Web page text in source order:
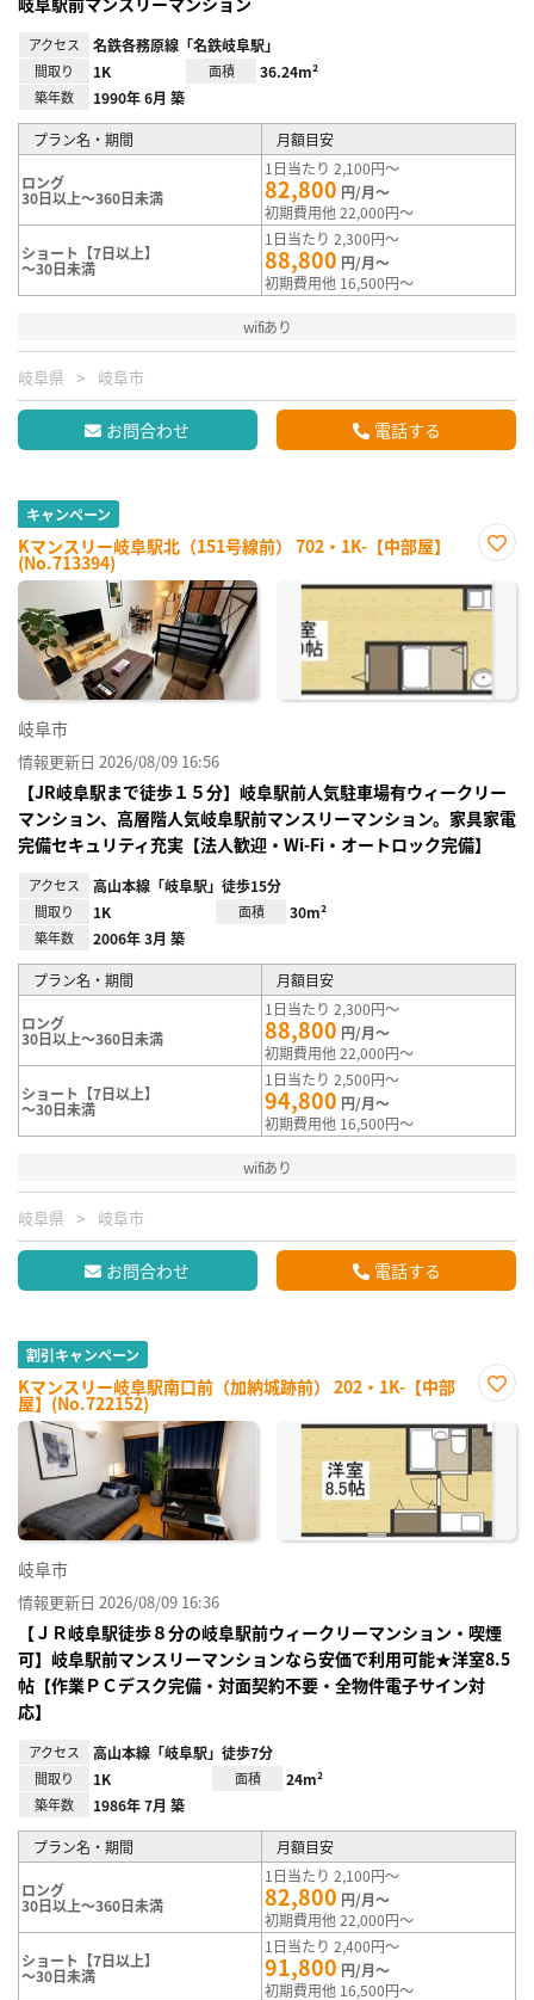
アクセス 名鉄各務原線「名鉄岐阜駅」
間取り 1K 面積 36.24m²
築年数 1990年 6月 築
プラン名・期間 月額目安
ロング
30日以上～360日未満
1日当たり 2,100円～
82,800 円/月～
初期費用他 22,000円～
ショート【7日以上】
～30日未満
1日当たり 2,300円～
88,800 円/月～
初期費用他 16,500円～
wifiあり
岐阜県 岐阜市
お問合わせ 電話する
キャンペーン
Kマンスリー岐阜駅北（151号線前） 702・1K-【中部屋】
(No.713394)
に入
り登
岐阜市
情報更新日 2026/08/09 16:56
【JR岐阜駅まで徒歩１５分】岐阜駅前人気駐車場有ウィークリー
マンション、高層階人気岐阜駅前マンスリーマンション。家具家電
完備セキュリティ充実【法人歓迎・Wi-Fi・オートロック完備】
アクセス 高山本線「岐阜駅」徒歩15分
間取り 1K 面積 30m²
築年数 2006年 3月 築
プラン名・期間 月額目安
ロング
30日以上～360日未満
1日当たり 2,300円～
88,800 円/月～
初期費用他 22,000円～
ショート【7日以上】
～30日未満
1日当たり 2,500円～
94,800 円/月～
初期費用他 16,500円～
wifiあり
岐阜県 岐阜市
お問合わせ 電話する
割引キャンペーン
Kマンスリー岐阜駅南口前（加納城跡前） 202・1K-【中部
屋】(No.722152)
に入
録
岐阜市
情報更新日 2026/08/09 16:36
【ＪＲ岐阜駅徒歩８分の岐阜駅前ウィークリーマンション・喫煙
可】岐阜駅前マンスリーマンションなら安価で利用可能★洋室8.5
帖【作業ＰＣデスク完備・対面契約不要・全物件電子サイン対
応】
アクセス 高山本線「岐阜駅」徒歩7分
間取り 1K 面積 24m²
築年数 1986年 7月 築
プラン名・期間 月額目安
ロング
30日以上～360日未満
1日当たり 2,100円～
82,800 円/月～
初期費用他 22,000円～
ショート【7日以上】
～30日未満
1日当たり 2,400円～
91,800 円/月～
初期費用他 16,500円～